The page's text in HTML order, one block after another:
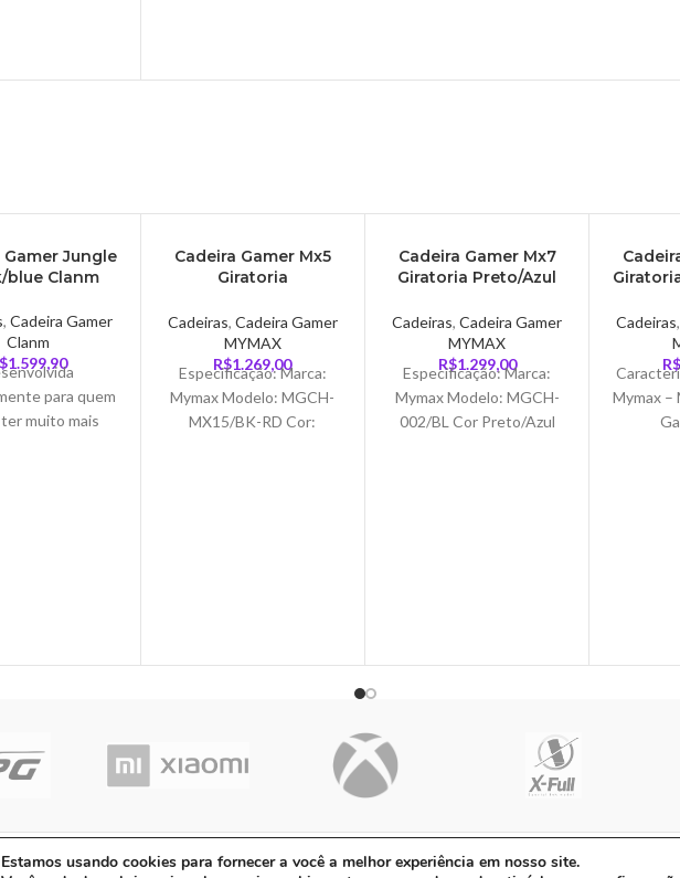
Gamer Jungle
blue Clanm
,Cadeira Gamer
Clanm
1.599,90
para quem
muito mais
ESGO
Cadeira Gamer Mx5
Giratoria
Mymax – MGCH-
MX15/BK-RD
Cadeiras, Cadeira Gamer
MYMAX
R$1.269,00
Especificação: Marca:
Mymax Modelo: MGCH-
MX15/BK-RD Cor:
ESGO
TADO
Cadeira Gamer Mx7
Giratoria Preto/Azul
002/BL
Cadeiras,Cadeira Gamer
MYMAX
R$1.299,00
Especificação: Marca:
Mymax Modelo: MGCH-
002/BL Cor Preto/Azul
ESGO
TADO
Cadeiras
R$
Mymax –
| CNPJ: 33.482.008/0001-90 | Avenida Dos Ipês, QD31 LT23, Bairro Cidade Jardim, CEP:
Estamos usando cookies para fornecer a você a melhor experiência em nosso site.